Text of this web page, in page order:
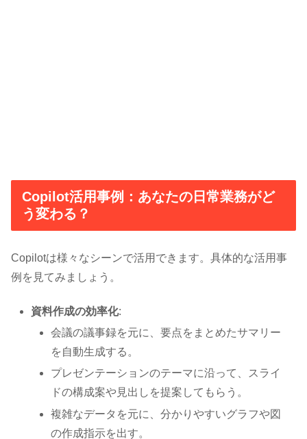
Copilot活用事例：あなたの日常業務がど
う変わる？
Copilotは様々なシーンで活用できます。具体的な活用事
例を見てみましょう。
資料作成の効率化:
会議の議事録を元に、要点をまとめたサマリー
を自動生成する。
プレゼンテーションのテーマに沿って、スライ
ドの構成案や見出しを提案してもらう。
複雑なデータを元に、分かりやすいグラフや図
の作成指示を出す。